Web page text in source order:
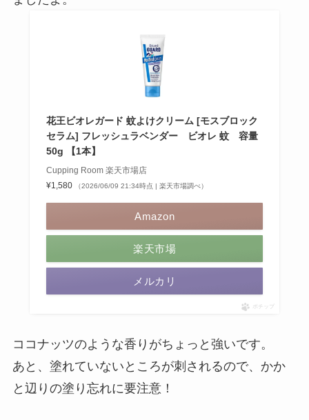
花王ビオレガード 蚊よけクリーム [モスブロック
セラム] フレッシュラベンダー ビオレ 蚊 容量
50g 【1本】
Cupping Room 楽天市場店
¥1,580
（2026/06/09 21:34時点 | 楽天市場調べ）
Amazon
楽天市場
メルカリ
ポチップ
ココナッツのような香りがちょっと強いです。
あと、塗れていないところが刺されるので、かか
と辺りの塗り忘れに要注意！